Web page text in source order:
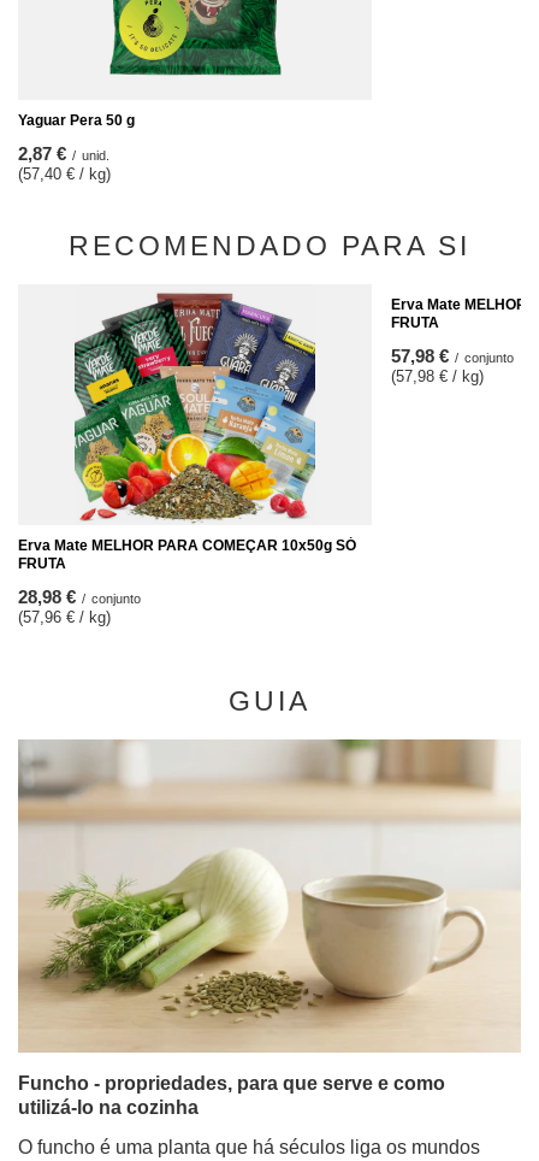
Yaguar Pera 50 g
2,87 € / unid.
(57,40 € / kg)
RECOMENDADO PARA SI
Erva Mate MELHOR PARA COMEÇAR 10x50g SÓ
FRUTA
28,98 € / conjunto
(57,96 € / kg)
Erva Mate MELHOR
FRUTA
57,98 € / conjunto
(57,98 € / kg)
GUIA
Funcho - propriedades, para que serve e como
utilizá-lo na cozinha
O funcho é uma planta que há séculos liga os mundos